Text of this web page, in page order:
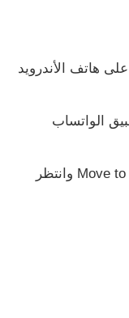
على هاتف الأندرويد
الواتساب
Move وانتظر